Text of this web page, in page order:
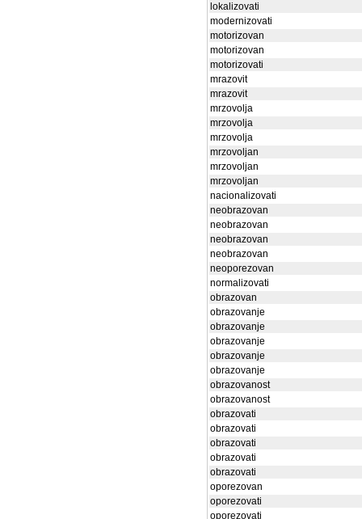
lokalizovati
modernizovati
motorizovan
motorizovan
motorizovati
mrazovit
mrazovit
mrzovolja
mrzovolja
mrzovolja
mrzovoljan
mrzovoljan
mrzovoljan
nacionalizovati
neobrazovan
neobrazovan
neobrazovan
neobrazovan
neoporezovan
normalizovati
obrazovan
obrazovanje
obrazovanje
obrazovanje
obrazovanje
obrazovanje
obrazovanost
obrazovanost
obrazovati
obrazovati
obrazovati
obrazovati
obrazovati
oporezovan
oporezovati
oporezovati